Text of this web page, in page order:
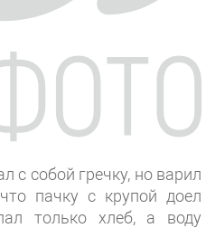
с собой гречку, но варил
пачку с крупой доел
только хлеб, а воду